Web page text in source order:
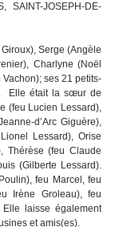
SAINT-JOSEPH-DE-
Serge (Angèle
Charlyne (Noël
ses 21 petits-
Elle était la sœur de
(feu Lucien Lessard),
d’Arc Giguère),
Lessard), Orise
Thérèse (feu Claude
(Gilberte Lessard).
feu Marcel, feu
Irène Groleau), feu
laisse également
et amis(es).